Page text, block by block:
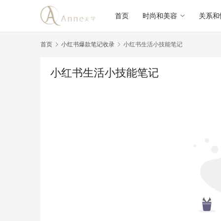
首页 时尚和美容 关系
首页 小红书爆款笔记收录 小红书生活小技能笔记
小红书生活小技能笔记